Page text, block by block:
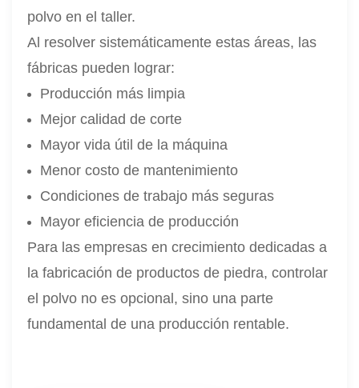
polvo en el taller.
Al resolver sistemáticamente estas áreas, las
fábricas pueden lograr:
Producción más limpia
Mejor calidad de corte
Mayor vida útil de la máquina
Menor costo de mantenimiento
Condiciones de trabajo más seguras
Mayor eficiencia de producción
Para las empresas en crecimiento dedicadas a
la fabricación de productos de piedra, controlar
el polvo no es opcional, sino una parte
fundamental de una producción rentable.